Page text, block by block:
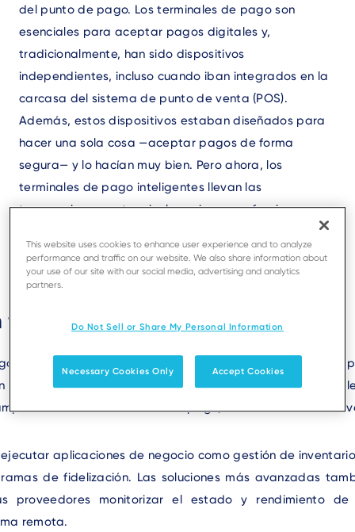
del punto de pago. Los terminales de pago son
esenciales para aceptar pagos digitales y,
tradicionalmente, han sido dispositivos
independientes, incluso cuando iban integrados en la
carcasa del sistema de punto de venta (POS).
Además, estos dispositivos estaban diseñados para
hacer una sola cosa —aceptar pagos de forma
segura— y lo hacían muy bien. Pero ahora, los
terminales de pago inteligentes llevan las
transacciones a otro nivel gracias a sus funciones y
terminal de pago inteligente?
inteligente es un dispositivo que hace mucho más que
tarjeta. Normalmente basados en Android, estos
variedad de métodos de pago, incluidos los
aplicaciones de negocio como gestión de
de fidelización. Las soluciones más avanzadas
proveedores monitorizar el estado y rendimiento de
remota.
This website uses cookies to enhance user experience and to analyze
performance and traffic on our website. We also share information about
your use of our site with our social media, advertising and analytics
partners.
Do Not Sell or Share My Personal Information
Necessary Cookies Only Accept Cookies